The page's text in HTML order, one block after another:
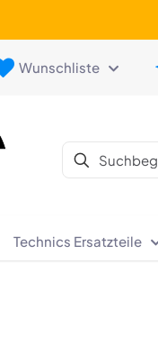
Wunschliste
Technics Ersatzteile